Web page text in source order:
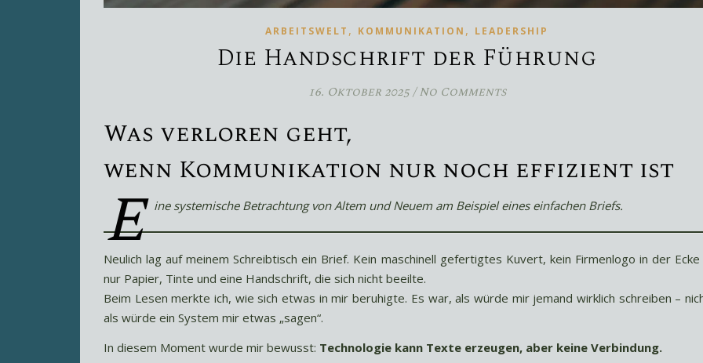
ARBEITSWELT , KOMMUNIKATION , LEADERSHIP
Die Handschrift der Führung
16. Oktober 2025/ No Comments
Was verloren geht,
wenn Kommunikation nur noch effizient ist
E ine systemische Betrachtung von Altem und Neuem am Beispiel eines einfachen Briefs.
Neulich lag auf meinem Schreibtisch ein Brief. Kein maschinell gefertigtes Kuvert, kein Firmenlogo in der Ecke
nur Papier, Tinte und eine Handschrift, die sich nicht beeilte.
Beim Lesen merkte ich, wie sich etwas in mir beruhigte. Es war, als würde mir jemand wirklich schreiben –
als würde ein System mir etwas „sagen“.
In diesem Moment wurde mir bewusst: Technologie kann Texte erzeugen, aber keine Verbindung.